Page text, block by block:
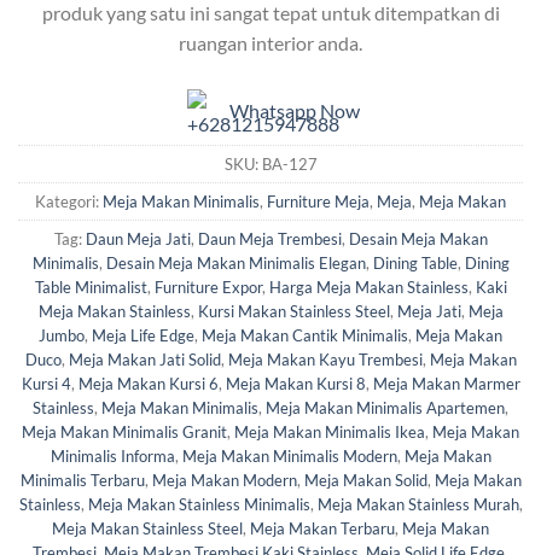
produk yang satu ini sangat tepat untuk ditempatkan di
ruangan interior anda.
Whatsapp Now
SKU: BA-127
Kategori: Meja Makan Minimalis, Furniture Meja, Meja, Meja Makan
Tag: Daun Meja Jati, Daun Meja Trembesi, Desain Meja Makan
Minimalis, Desain Meja Makan Minimalis Elegan, Dining Table, Dining
Table Minimalist, Furniture Expor, Harga Meja Makan Stainless, Kaki
Meja Makan Stainless, Kursi Makan Stainless Steel, Meja Jati, Meja
Jumbo, Meja Life Edge, Meja Makan Cantik Minimalis, Meja Makan
Duco, Meja Makan Jati Solid, Meja Makan Kayu Trembesi, Meja Makan
Kursi 4, Meja Makan Kursi 6, Meja Makan Kursi 8, Meja Makan Marmer
Stainless, Meja Makan Minimalis, Meja Makan Minimalis Apartemen,
Meja Makan Minimalis Granit, Meja Makan Minimalis Ikea, Meja Makan
Minimalis Informa, Meja Makan Minimalis Modern, Meja Makan
Minimalis Terbaru, Meja Makan Modern, Meja Makan Solid, Meja Makan
Stainless, Meja Makan Stainless Minimalis, Meja Makan Stainless Murah,
Meja Makan Stainless Steel, Meja Makan Terbaru, Meja Makan